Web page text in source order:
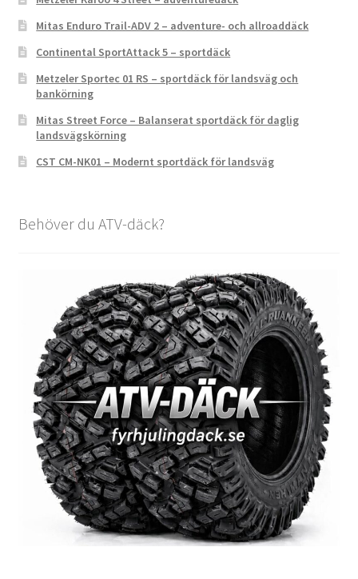
Mitas Enduro Trail-ADV 2 – adventure- och allroaddäck
Continental SportAttack 5 – sportdäck
Metzeler Sportec 01 RS – sportdäck för landsväg och
bankörning
Mitas Street Force – Balanserat sportdäck för daglig
landsvägskörning
CST CM-NK01 – Modernt sportdäck för landsväg
Behöver du ATV-däck?